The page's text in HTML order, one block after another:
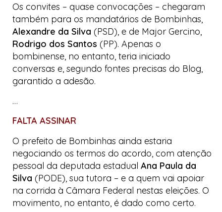
Os convites – quase convocações – chegaram
também para os mandatários de Bombinhas,
Alexandre da Silva (PSD), e de Major Gercino,
Rodrigo dos Santos (PP). Apenas o
bombinense, no entanto, teria iniciado
conversas e, segundo fontes precisas do Blog,
garantido a adesão.
…
FALTA ASSINAR
O prefeito de Bombinhas ainda estaria
negociando os termos do acordo, com atenção
pessoal da deputada estadual Ana Paula da
Silva (PODE), sua tutora – e a quem vai apoiar
na corrida à Câmara Federal nestas eleições. O
movimento, no entanto, é dado como certo.